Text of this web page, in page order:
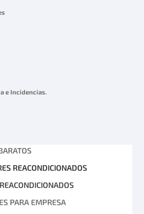
e Incidencias.
REACONDICIONADOS
PARA EMPRESA